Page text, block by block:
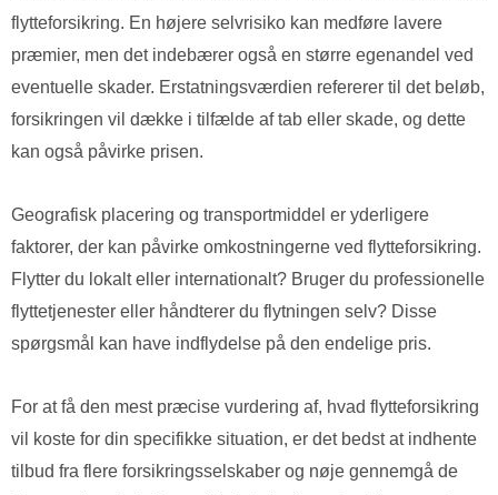
flytteforsikring. En højere selvrisiko kan medføre lavere
præmier, men det indebærer også en større egenandel ved
eventuelle skader. Erstatningsværdien refererer til det beløb,
forsikringen vil dække i tilfælde af tab eller skade, og dette
kan også påvirke prisen.
Geografisk placering og transportmiddel er yderligere
faktorer, der kan påvirke omkostningerne ved flytteforsikring.
Flytter du lokalt eller internationalt? Bruger du professionelle
flyttetjenester eller håndterer du flytningen selv? Disse
spørgsmål kan have indflydelse på den endelige pris.
For at få den mest præcise vurdering af, hvad flytteforsikring
vil koste for din specifikke situation, er det bedst at indhente
tilbud fra flere forsikringsselskaber og nøje gennemgå de